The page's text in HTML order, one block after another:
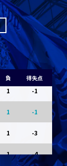
負 得失点
1 -1
1 -1
1 -1
1 -1
1 -1
1 -1
1 -3
1 -4